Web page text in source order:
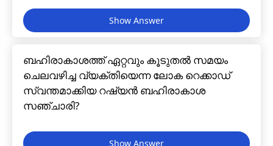
ബഹിരാകാശത്ത് ഏറ്റവും കൂടുതൽ സമയം
ചെലവഴിച്ച വ്യക്തിയെന്ന ലോക റെക്കാഡ്
സ്വന്തമാക്കിയ റഷ്യൻ ബഹിരാകാശ
സഞ്ചാരി?